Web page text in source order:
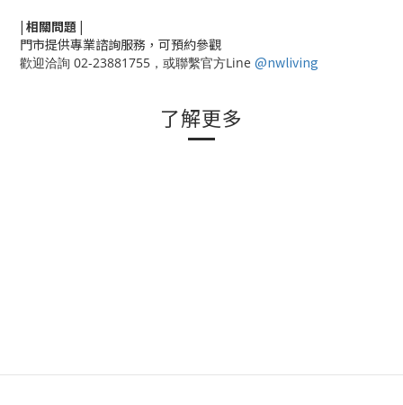
| 相關問題 |
門市提供專業諮詢服務，可預約參觀
歡迎洽詢 02-23881755，或聯繫官方Line @nwliving
了解更多